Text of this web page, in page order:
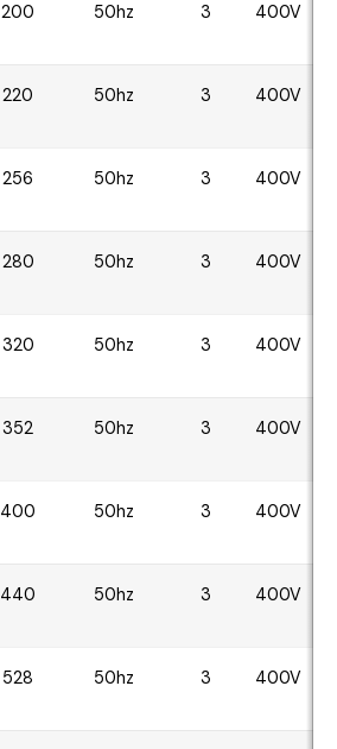
200 50hz 3 400V
220 50hz 3 400V
256 50hz 3 400V
280 50hz 3 400V
320 50hz 3 400V
352 50hz 3 400V
400 50hz 3 400V
440 50hz 3 400V
528 50hz 3 400V